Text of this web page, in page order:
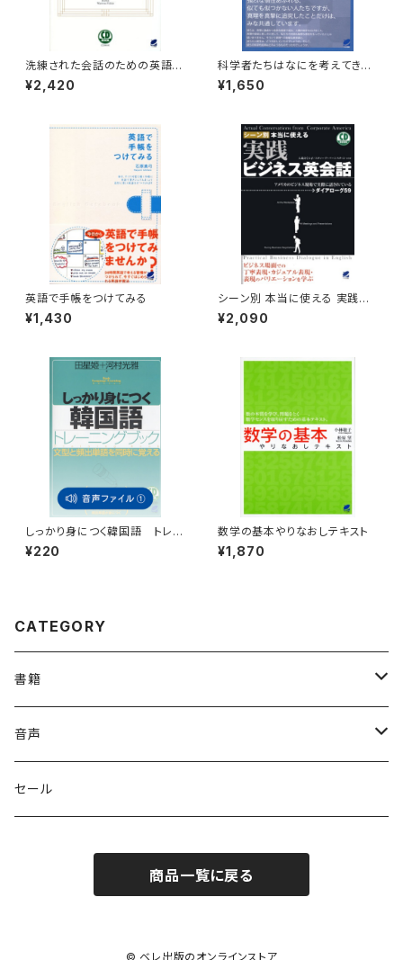
洗練された会話のための英語表
現集 CD BOOK
¥2,420
科学者たちはなにを考えてきた
か
¥1,650
英語で手帳をつけてみる
¥1,430
シーン別 本当に使える 実践ビ
ジネス英会話 CD BOOK
¥2,090
しっかり身につく韓国語 トレー
ニングブック 付属音声1
¥220
数学の基本やりなおしテキスト
¥1,870
CATEGORY
書籍
英語
英会話・表現集
各国語
音声
英会話・表現集
セール
商品一覧に戻る
© ベレ出版のオンラインストア